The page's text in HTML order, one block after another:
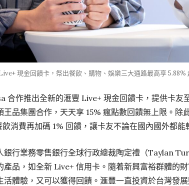
現金回饋卡，祭出餐飲、購物、娛樂三大通路最高享 5.88%
合作推出全新的滙豐 Live+ 現金回饋卡，提供卡
王品集團合作，天天享 15% 瘋點數回饋無上限。
消費再加碼 1% 回饋，讓卡友不論在國內國外都能
銀行業務零售銀行全球行政總裁陶定禮（Taylan
產品，如全新 Live+ 信用卡。隨着新興富裕群體的
活體驗，又可以獲得回饋。滙豐一直投資於台灣發